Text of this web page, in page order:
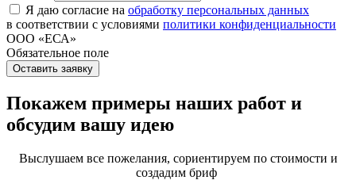
Я даю согласие на обработку персональных данных
в соответствии с условиями политики конфиденциальности
ООО «ЕСА»
Обязательное поле
Оставить заявку
Покажем примеры наших работ и
обсудим вашу идею
Выслушаем все пожелания, сориентируем по стоимости и
создадим бриф